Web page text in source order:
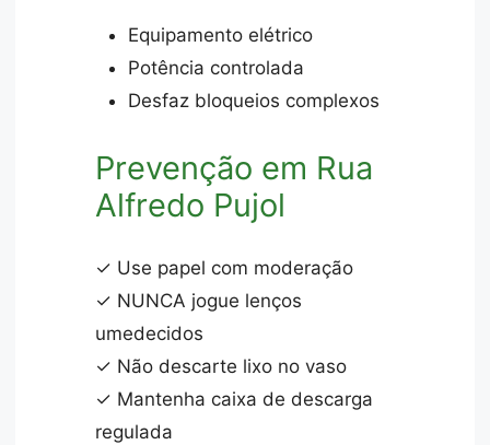
Equipamento elétrico
Potência controlada
Desfaz bloqueios complexos
Prevenção em Rua
Alfredo Pujol
✓ Use papel com moderação
✓ NUNCA jogue lenços
umedecidos
✓ Não descarte lixo no vaso
✓ Mantenha caixa de descarga
regulada